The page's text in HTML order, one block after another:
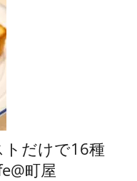
だけで16種
町屋